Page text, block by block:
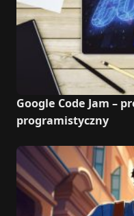
Google Code Jam –
programistyczny